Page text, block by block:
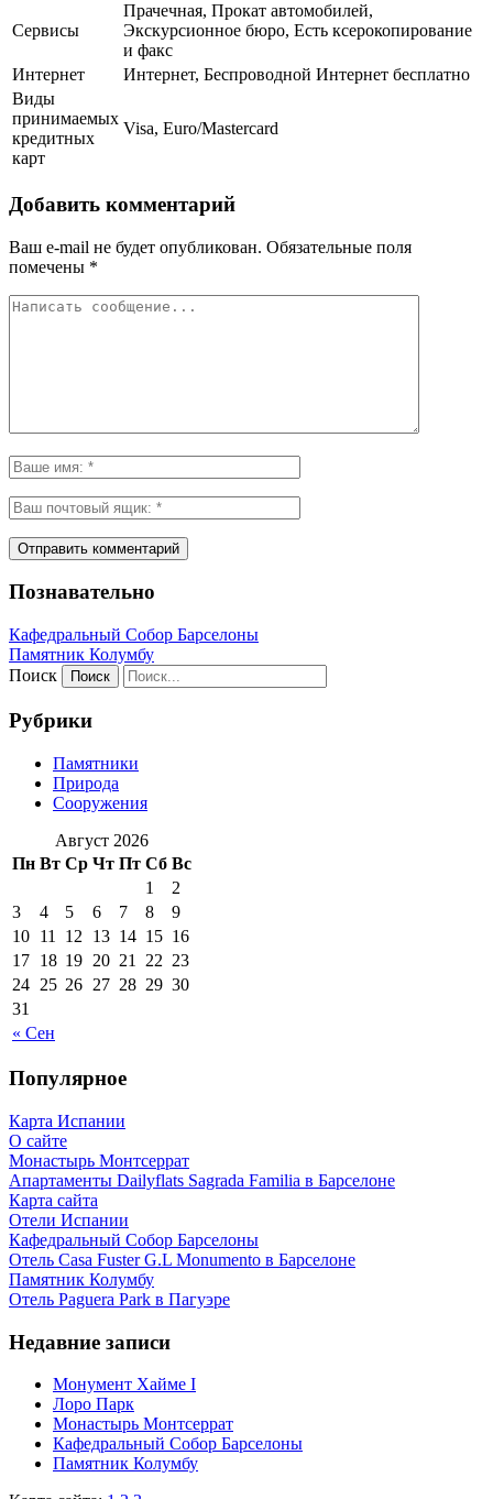
Сервисы
Прачечная, Прокат автомобилей,
Экскурсионное бюро, Есть ксерокопирование
и факс
Интернет
Интернет, Беспроводной Интернет бесплатно
Виды
принимаемых
кредитных
карт
Visa, Euro/Mastercard
Добавить комментарий
Ваш e-mail не будет опубликован. Обязательные поля
помечены *
Познавательно
Кафeдрaльный Собор Барселоны
Пaмятник Колумбу
Поиск
Рубрики
Памятники
Природа
Сооружения
Август 2026
Пн Вт Ср Чт Пт Сб Вс
« Сен
1
2
3
4 5 6 7 8
9
10 11 12 13 14 15 16
17 18 19 20 21 22 23
24 25 26 27 28 29 30
31
Популярное
Карта Испании
О сайте
Монастырь Монтсеррат
Апартаменты Dailyflats Sagrada Familia в Барселоне
Карта сайта
Отели Испании
Кафeдрaльный Собор Барселоны
Отель Casa Fuster G.L Monumento в Барселоне
Пaмятник Колумбу
Отель Paguera Park в Пагуэре
Недавние записи
Монумент Хайме I
Лоро Парк
Монастырь Монтсеррат
Кафeдрaльный Собор Барселоны
Пaмятник Колумбу